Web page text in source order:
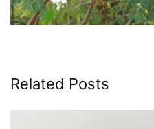
Related Posts